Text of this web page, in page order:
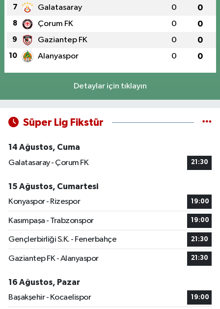
7 Galatasaray 0 0
8 Çorum FK 0 0
9 Gaziantep FK 0 0
10 Alanyaspor 0 0
Detaylar için tıklayın
Süper Lig Fikstür
14 Ağustos, Cuma
Galatasaray - Çorum FK
21:30
15 Ağustos, Cumartesi
Konyaspor - Rizespor
19:00
Kasımpaşa - Trabzonspor 19:00
Gençlerbirliği S.K. - Fenerbahçe 21:30
Gaziantep FK - Alanyaspor 21:30
16 Ağustos, Pazar
Başakşehir - Kocaelispor
19:00